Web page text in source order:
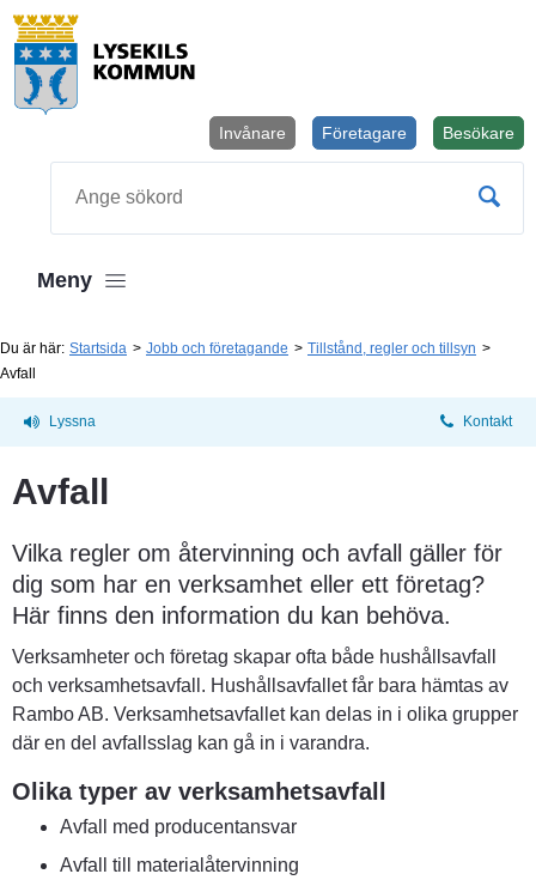
Besökare
Företagare
Invånare
Meny
Du är här: Startsida Jobb och företagande
Tillstånd, regler och tillsyn
Avfall
Lyssna Kontakt
Avfall
Vilka regler om återvinning och avfall gäller för
dig som har en verksamhet eller ett företag?
Här finns den information du kan behöva.
Verksamheter och företag skapar ofta både hushållsavfall
och verksamhetsavfall. Hushållsavfallet får bara hämtas av
Rambo AB. Verksamhetsavfallet kan delas in i olika grupper
där en del avfallsslag kan gå in i varandra.
Olika typer av verksamhetsavfall
Avfall med producentansvar
Avfall till materialåtervinning